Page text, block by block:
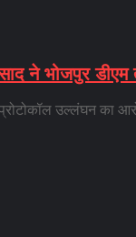
ने भोजपुर डीएम
उल्लंघन का